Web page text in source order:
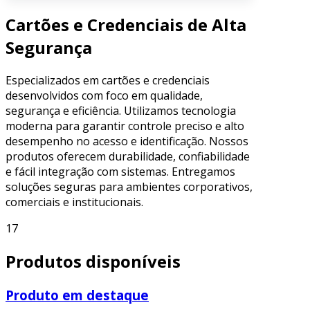
Cartões e Credenciais de Alta
Segurança
Especializados em cartões e credenciais
desenvolvidos com foco em qualidade,
segurança e eficiência. Utilizamos tecnologia
moderna para garantir controle preciso e alto
desempenho no acesso e identificação. Nossos
produtos oferecem durabilidade, confiabilidade
e fácil integração com sistemas. Entregamos
soluções seguras para ambientes corporativos,
comerciais e institucionais.
17
Produtos disponíveis
Produto em destaque